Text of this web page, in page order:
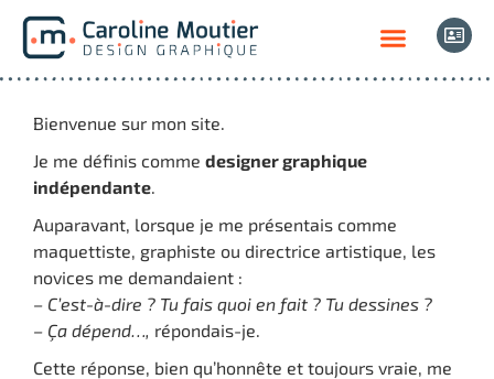
Bienvenue sur mon site.
Je me définis comme designer graphique
indépendante.
Auparavant, lorsque je me présentais comme
maquettiste, graphiste ou directrice artistique, les
novices me demandaient :
– C’est-à-dire ? Tu fais quoi en fait ? Tu dessines ?
– Ça dépend…, répondais-je.
Cette réponse, bien qu’honnête et toujours vraie, me